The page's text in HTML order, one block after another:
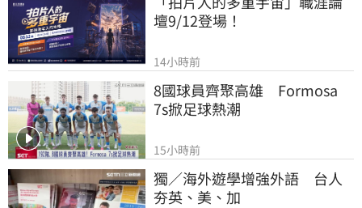
壇9/12登場！
14小時前
8國球員齊聚高雄　Formosa
7s掀足球熱潮
15小時前
獨／海外遊學增強外語　台人
夯英、美、加